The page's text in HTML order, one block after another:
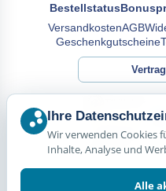
Bestellstatus
VersandkostenAGB
Geschenkgutscheine
Ihre
Wir verwenden Cookies
Inhalte, Analyse und
Alle